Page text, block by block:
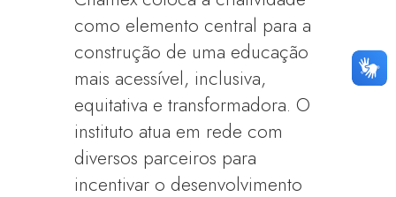
como elemento central para a
construção de uma educação
mais acessível, inclusiva,
equitativa e transformadora. O
instituto atua em rede com
diversos parceiros para
incentivar o desenvolvimento